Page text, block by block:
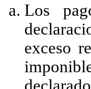
Los
exceso